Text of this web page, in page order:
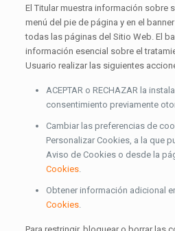
El Titular muestra información sobre
menú del pie de página y en el
todas las páginas del Sitio Web. El
información esencial sobre el
Usuario realizar las siguientes
ACEPTAR o RECHAZAR la
consentimiento previamente
Cambiar las preferencias de
Personalizar Cookies, a la que
Aviso de Cookies o desde la
Cookies.
Obtener información adicional
Cookies.